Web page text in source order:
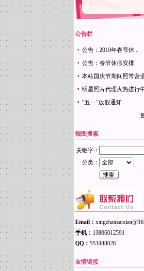
公告栏
公告：2010年春节休...
公告：春节休假安排
本站国庆节期间照常营
明星照片代理火热进行
“五一”放假通知
靓图搜索
关键字：
分类：
Email：
手机： 13806012591
QQ： 553448028
友情链接